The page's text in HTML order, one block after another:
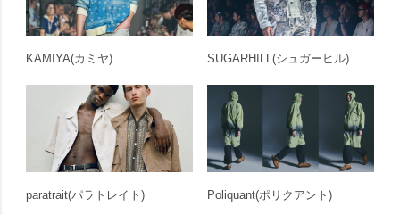
KAMIYA(カミヤ) SUGARHILL(シュガーヒル)
paratrait(パラトレイト) Poliquant(ポリクアント)